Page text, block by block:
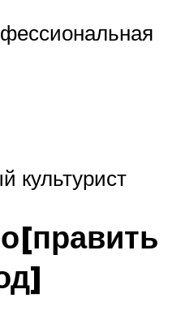
культурист